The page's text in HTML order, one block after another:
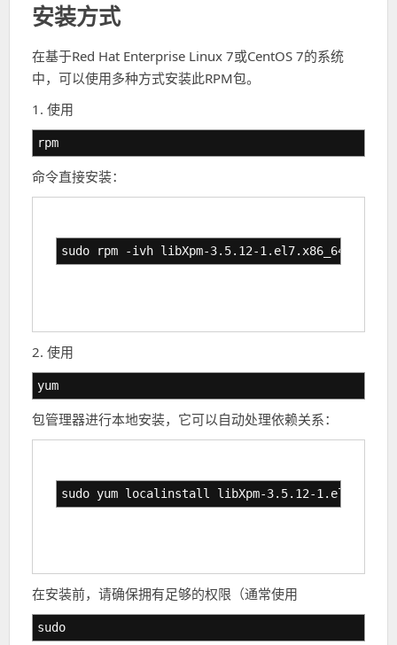
安装方式
在基于Red Hat Enterprise Linux 7或CentOS 7的系统
中，可以使用多种方式安装此RPM包。
1. 使用
rpm
命令直接安装：
sudo rpm -ivh libXpm-3.5.12-1.el7.x86_64.rpm
2. 使用
yum
包管理器进行本地安装，它可以自动处理依赖关系：
sudo yum localinstall libXpm-3.5.12-
在安装前，请确保拥有足够的权限（通常使用
sudo